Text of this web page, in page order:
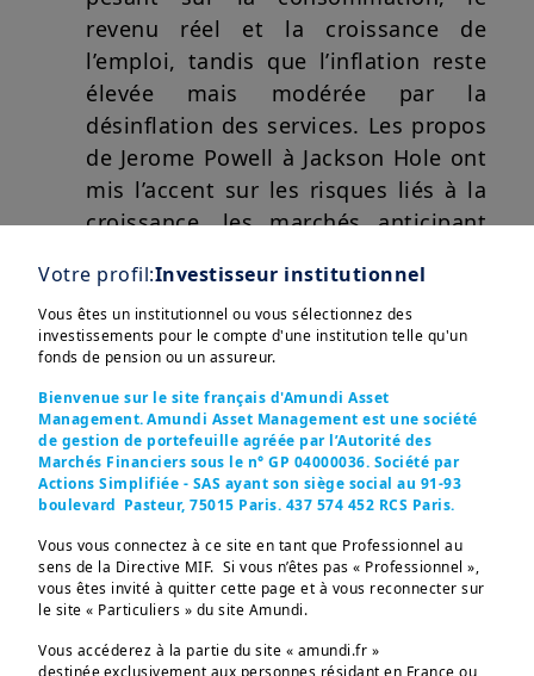
revenu réel et la croissance de
l’emploi, tandis que l’inflation reste
élevée mais modérée par la
désinflation des services. Les propos
de Jerome Powell à Jackson Hole ont
mis l’accent sur les risques liés à la
croissance, les marchés anticipant
septembre et de nouvelles mesures
d’assouplissement en cas de
ralentissement de l’économie.
Zone euro: Une hausse des droits
de douane à environ 15 % pèsera sur
la croissance jusqu’en 2026, laissant
la demande intérieure porter la
exportations s’essouffleront. La
désinflation se poursuit, mais
de l’alimentation signifie que la
Afficher plus
Votre profil:Investisseur institutionnel
Vous êtes un institutionnel ou vous sélectionnez des
investissements pour le compte d'une institution telle qu'un
fonds de pension ou un assureur.
Bienvenue sur le site français d'Amundi Asset
Management. Amundi Asset Management est une société
de gestion de portefeuille agréée par l’Autorité des
Marchés Financiers sous le n° GP 04000036. Société par
Actions Simplifiée - SAS ayant son siège social au 91-93
boulevard Pasteur, 75015 Paris. 437 574 452 RCS Paris.
Vous vous connectez à ce site en tant que Professionnel au
sens de la Directive MIF. Si vous n’êtes pas « Professionnel »,
vous êtes invité à quitter cette page et à vous reconnecter sur
le site « Particuliers » du site Amundi.
Vous accéderez à la partie du site « amundi.fr »
destinée exclusivement aux personnes résidant en France ou
Ces informations sont destinées exclusivement aux
investisseurs “Professionnels” au sens de la Directive
2004/39/CE du 21 avril 2004 « MIF »  et des articles 314-4
et suivants du Règlement Général de l’AMF. Elles ne
s’adressent pas au grand public ou aux particuliers non-
aux “US Persons”, telle que cette expression est définie